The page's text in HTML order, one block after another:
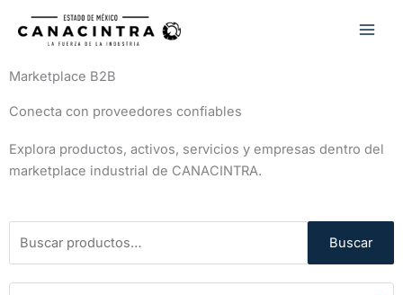
Marketplace B2B
Conecta con proveedores confiables
Explora productos, activos, servicios y empresas dentro del
marketplace industrial de CANACINTRA.
por:
Buscar